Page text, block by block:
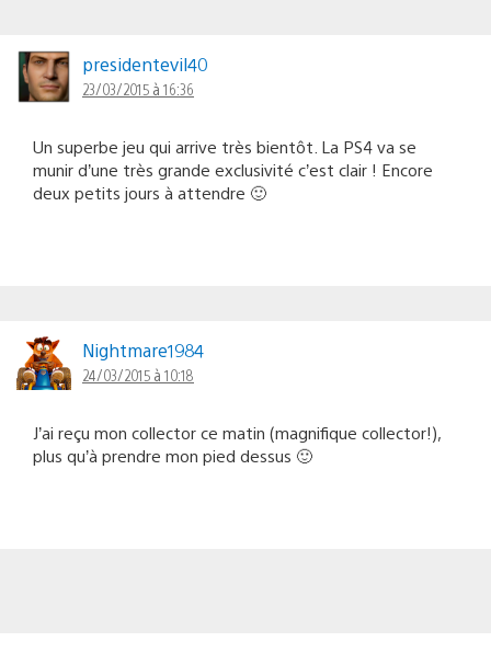
presidentevil40
23/03/2015 à 16:36
Un superbe jeu qui arrive très bientôt. La PS4 va se
munir d’une très grande exclusivité c’est clair ! Encore
deux petits jours à attendre 🙂
Nightmare1984
24/03/2015 à 10:18
J’ai reçu mon collector ce matin (magnifique collector!),
plus qu’à prendre mon pied dessus 🙂